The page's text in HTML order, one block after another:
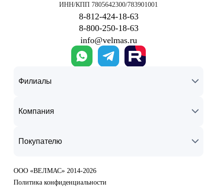
ИНН/КПП 7805642300/783901001
8‑812‑424‑18‑63
8‑800‑250‑18‑63
info@velmas.ru
Филиалы
Компания
Покупателю
ООО «ВЕЛМАС» 2014-2026
Политика конфиденциальности